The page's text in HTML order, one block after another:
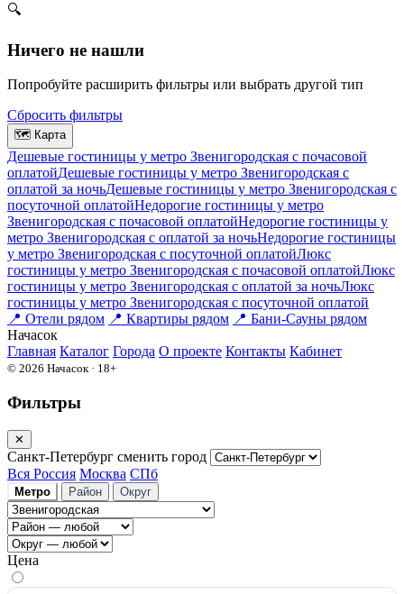
🔍
Ничего не нашли
Попробуйте расширить фильтры или выбрать другой тип
Сбросить фильтры
🗺 Карта
Дешевые гостиницы у метро Звенигородская c почасовой
оплатойДешевые гостиницы у метро Звенигородская с
оплатой за ночьДешевые гостиницы у метро Звенигородская c
посуточной оплатойНедорогие гостиницы у метро
Звенигородская c почасовой оплатойНедорогие гостиницы у
метро Звенигородская с оплатой за ночьНедорогие гостиницы
у метро Звенигородская c посуточной оплатойЛюкс
гостиницы у метро Звенигородская c почасовой оплатойЛюкс
гостиницы у метро Звенигородская с оплатой за ночьЛюкс
гостиницы у метро Звенигородская c посуточной оплатой
📍 Отели рядом 📍 Квартиры рядом 📍 Бани-Сауны рядом
Начасок
Главная Каталог Города О проекте Контакты Кабинет
© 2026 Начасок · 18+
Фильтры
✕
Санкт-Петербург сменить город
Вся Россия Москва СПб
Метро Район Округ
Цена